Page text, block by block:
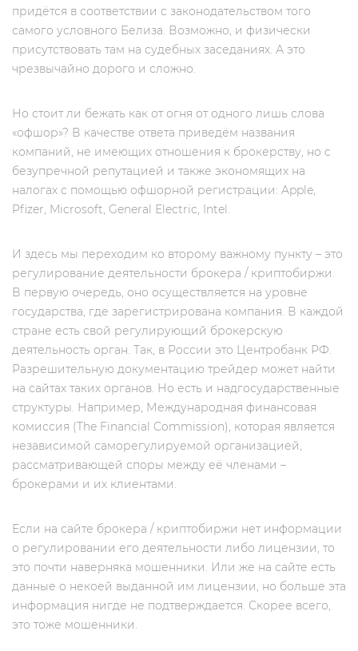
придётся в соответствии с законодательством того
самого условного Белиза. Возможно, и физически
присутствовать там на судебных заседаниях. А это
чрезвычайно дорого и сложно.
Но стоит ли бежать как от огня от одного лишь слова
«офшор»? В качестве ответа приведём названия
компаний, не имеющих отношения к брокерству, но c
безупречной репутацией и также экономящих на
налогах с помощью офшорной регистрации: Apple,
Pfizer, Microsoft, General Electric, Intel.
И здесь мы переходим ко второму важному пункту – это
регулирование деятельности брокера / криптобиржи.
В первую очередь, оно осуществляется на уровне
государства, где зарегистрирована компания. В каждой
стране есть свой регулирующий брокерскую
деятельность орган. Так, в России это Центробанк РФ.
Разрешительную документацию трейдер может найти
на сайтах таких органов. Но есть и надгосударственные
структуры. Например, Международная финансовая
комиссия (The Financial Commission), которая является
независимой саморегулируемой организацией,
рассматривающей споры между её членами –
брокерами и их клиентами.
Если на сайте брокера / криптобиржи нет информации
о регулировании его деятельности либо лицензии, то
это почти наверняка мошенники. Или же на сайте есть
данные о некоей выданной им лицензии, но больше эта
информация нигде не подтверждается. Скорее всего,
это тоже мошенники.